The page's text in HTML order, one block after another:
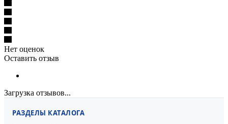
Нет оценок
Оставить отзыв
Загрузка отзывов...
РАЗДЕЛЫ КАТАЛОГА